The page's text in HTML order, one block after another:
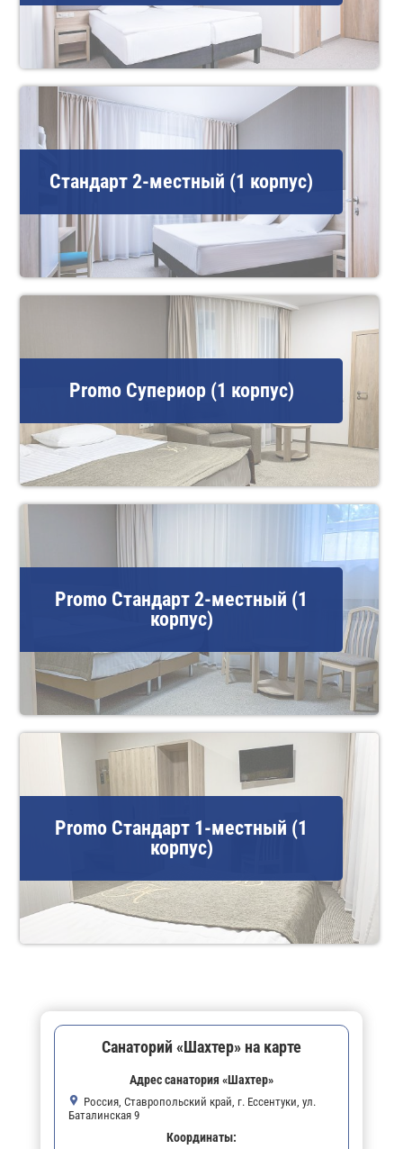
Стандарт 2-местный (1 корпус)
Promo Супериор (1 корпус)
Promo Стандарт 2-местный (1
корпус)
Promo Стандарт 1-местный (1
корпус)
Санаторий «Шахтер» на карте
Адрес санатория «Шахтер»
Россия, Ставропольский край, г. Ессентуки, ул.
Баталинская 9
Координаты: